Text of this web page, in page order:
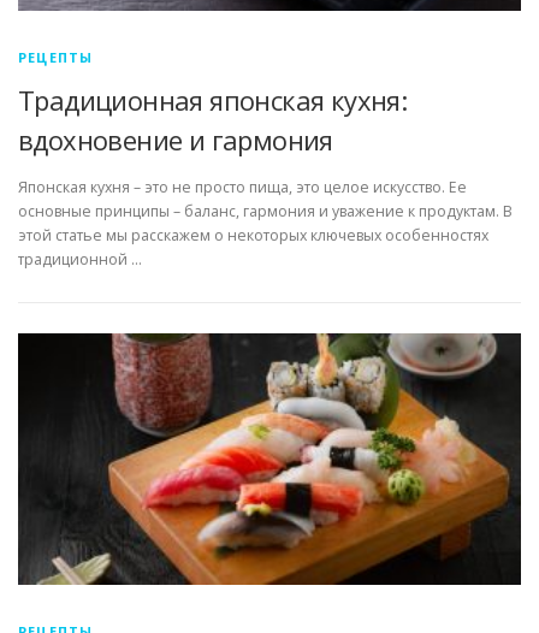
РЕЦЕПТЫ
Традиционная японская кухня:
вдохновение и гармония
Японская кухня – это не просто пища, это целое искусство. Ее
основные принципы – баланс, гармония и уважение к продуктам. В
этой статье мы расскажем о некоторых ключевых особенностях
традиционной …